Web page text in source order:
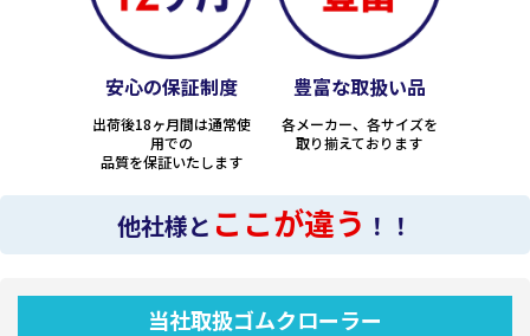
安心の保証制度
出荷後18ヶ月間は通常使
用での
品質を保証いたします
豊富な取扱い品
各メーカー、各サイズを
取り揃えております
他社様と ここが違う ！！
当社取扱ゴムクローラー